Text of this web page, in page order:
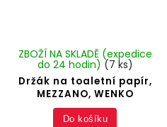
Držák na toaletní papír,
MEZZANO, WENKO
ZBOŽÍ NA SKLADĚ (expedice
do 24 hodin) (7 ks)
Do košíku